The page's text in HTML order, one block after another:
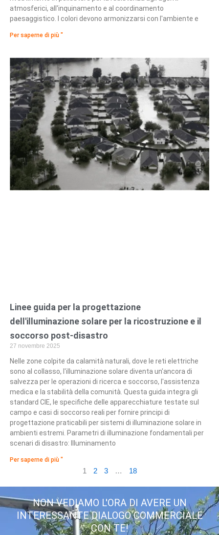
atmosferici, all'inquinamento e al coordinamento
paesaggistico. I colori devono armonizzarsi con l'ambiente e
Per saperne di più "
Linee guida per la progettazione
dell'illuminazione solare per la ricostruzione e il
soccorso post-disastro
27 novembre 2025
Nelle zone colpite da calamità naturali, dove le reti elettriche
sono al collasso, l'illuminazione solare diventa un'ancora di
salvezza per le operazioni di ricerca e soccorso, l'assistenza
medica e la stabilità della comunità. Questa guida integra gli
standard CIE, le specifiche delle apparecchiature testate sul
campo e casi di soccorso reali per fornire principi di
progettazione praticabili per sistemi di illuminazione solare in
ambienti estremi. Parametri di illuminazione fondamentali per
scenari di disastro: Illuminamento
Per saperne di più "
1 2 3 … 18
NON VEDIAMO L'ORA DI AVERE UN
INTERESSANTE DIALOGO COMMERCIALE
CON TE!